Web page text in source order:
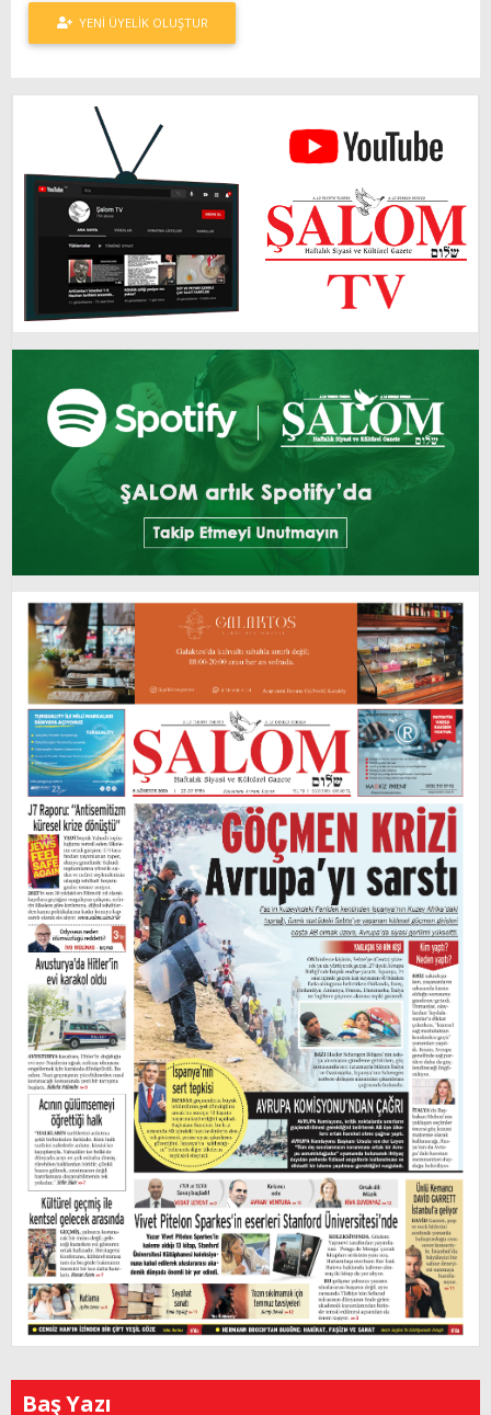
YENI ÜYELIK OLUŞTUR
Baş Yazı